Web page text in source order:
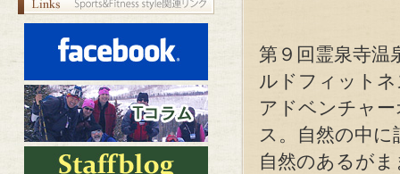
第９回霊泉寺
ルドフィット
アドベンチャ
ス。自然の中
自然のあるが